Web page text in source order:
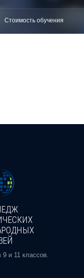
Стоимость обучения
и 11 классов.